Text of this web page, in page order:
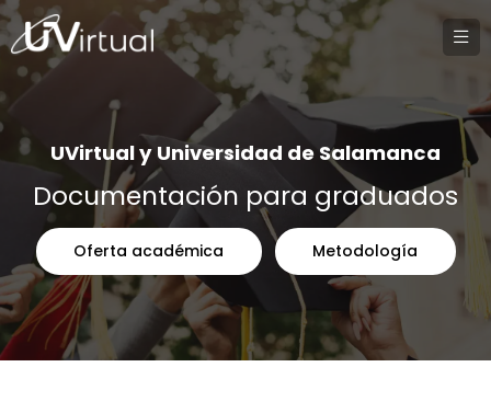
UVirtual y Universidad de Salamanca
Documentación para graduados
Oferta académica Metodología